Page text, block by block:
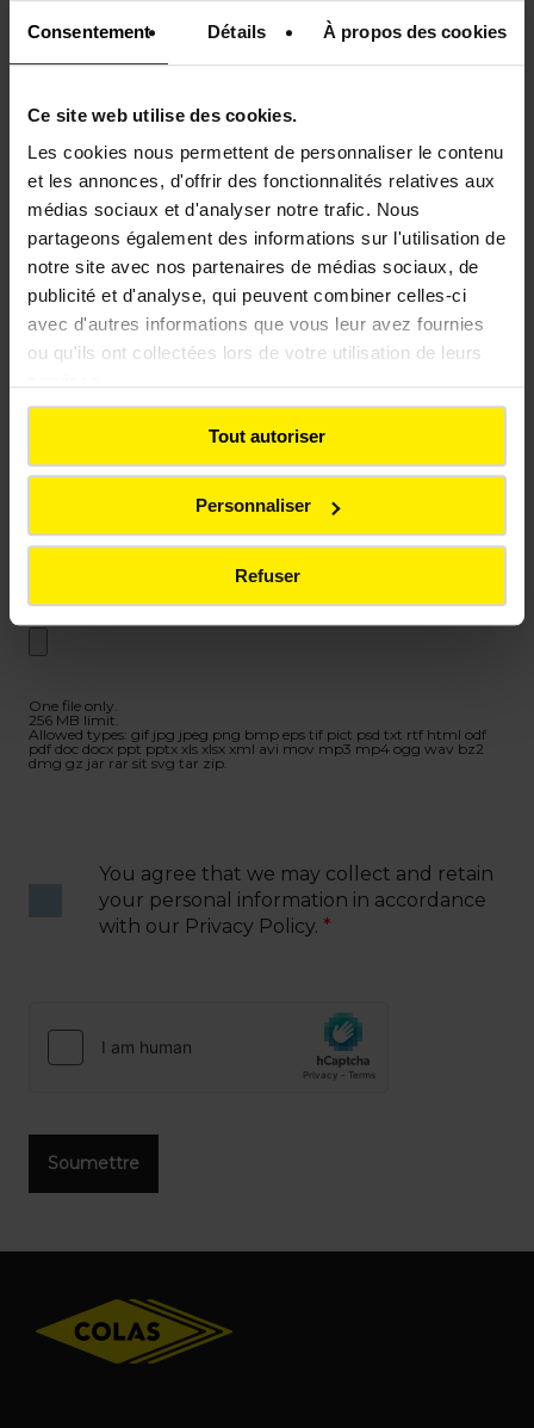
Consentement Détails À propos des cookies
Ce site web utilise des cookies.
Les cookies nous permettent de personnaliser le contenu
et les annonces, d'offrir des fonctionnalités relatives aux
médias sociaux et d'analyser notre trafic. Nous
partageons également des informations sur l'utilisation de
notre site avec nos partenaires de médias sociaux, de
publicité et d'analyse, qui peuvent combiner celles-ci
avec d'autres informations que vous leur avez fournies
ou qu'ils ont collectées lors de votre utilisation de leurs
Tout autoriser
Personnaliser
Refuser
Your department
Your municipality
Your message
One file only.
256 MB limit.
Allowed types: gif jpg jpeg png bmp eps tif pict psd txt rtf html odf
pdf doc docx ppt pptx xls xlsx xml avi mov mp3 mp4 ogg wav bz2
dmg gz jar rar sit svg tar zip.
You agree that we may collect and retain
your personal information in accordance
with our Privacy Policy.